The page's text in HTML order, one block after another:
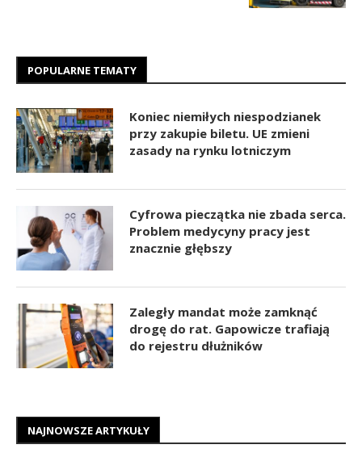
POPULARNE TEMATY
Koniec niemiłych niespodzianek
przy zakupie biletu. UE zmieni
zasady na rynku lotniczym
Cyfrowa pieczątka nie zbada serca.
Problem medycyny pracy jest
znacznie głębszy
Zaległy mandat może zamknąć
drogę do rat. Gapowicze trafiają
do rejestru dłużników
NAJNOWSZE ARTYKUŁY